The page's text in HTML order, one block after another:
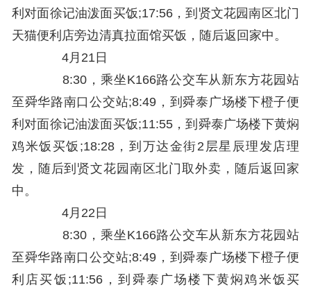
利对面徐记油泼面买饭;17:56，到贤文花园南区北门
天猫便利店旁边清真拉面馆买饭，随后返回家中。
4月21日
8:30，乘坐K166路公交车从新东方花园站
至舜华路南口公交站;8:49，到舜泰广场楼下橙子便
利对面徐记油泼面买饭;11:55，到舜泰广场楼下黄焖
鸡米饭买饭;18:28，到万达金街2层星辰理发店理
发，随后到贤文花园南区北门取外卖，随后返回家
中。
4月22日
8:30，乘坐K166路公交车从新东方花园站
至舜华路南口公交站;8:49，到舜泰广场楼下橙子便
利店买饭;11:56，到舜泰广场楼下黄焖鸡米饭买